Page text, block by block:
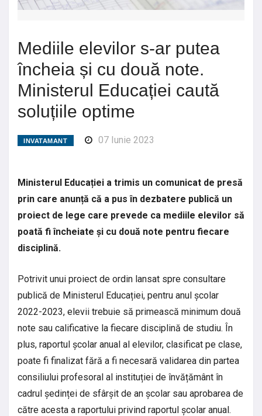
Mediile elevilor s-ar putea
încheia și cu două note.
Ministerul Educației caută
soluțiile optime
INVATAMANT 07 Iunie 2023
Ministerul Educației a trimis un comunicat de presă
prin care anunță că a pus în dezbatere publică un
proiect de lege care prevede ca mediile elevilor să
poată fi încheiate și cu două note pentru fiecare
disciplină.
Potrivit unui proiect de ordin lansat spre consultare
publică de Ministerul Educației, pentru anul școlar
2022-2023, elevii trebuie să primească minimum două
note sau calificative la fiecare disciplină de studiu. În
plus, raportul școlar anual al elevilor, clasificat pe clase,
poate fi finalizat fără a fi necesară validarea din partea
consiliului profesoral al instituției de învățământ în
cadrul ședinței de sfârșit de an școlar sau aprobarea de
către acesta a raportului privind raportul școlar anual.